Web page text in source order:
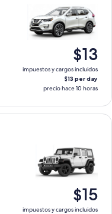
$13
impuestos y cargos incluidos
$13 per day
precio hace 10 horas
$15
impuestos y cargos incluidos